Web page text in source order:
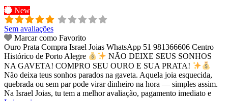
New
Sem avaliações
Marcar como Favorito
Ouro Prata Compra Israel Joias WhatsApp 51 981366606 Centro
Histórico de Porto Alegre
NÃO DEIXE SEUS SONHOS
NA GAVETA! COMPRO SEU OURO E SUA PRATA!
Não deixa teus sonhos parados na gaveta. Aquela joia esquecida,
quebrada ou sem par pode virar dinheiro na hora — simples assim.
Na Israel Joias, tu tem a melhor avaliação, pagamento imediato e